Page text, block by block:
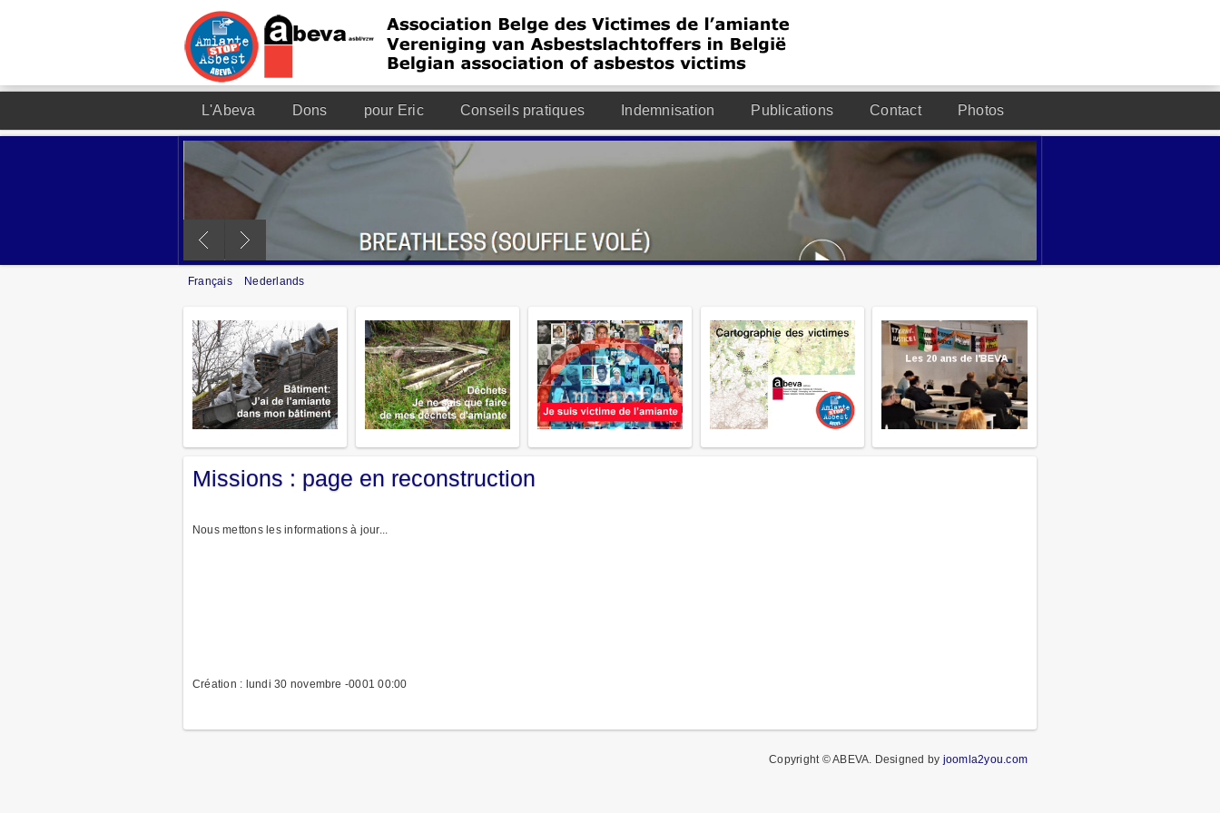
L'Abeva Dons pour Eric Conseils pratiques Indemnisation Publications Contact Photos
Français Nederlands
Missions : page en reconstruction
Nous mettons les informations à jour...
Création : lundi 30 novembre -0001 00:00
Copyright © ABEVA. Designed by joomla2you.com